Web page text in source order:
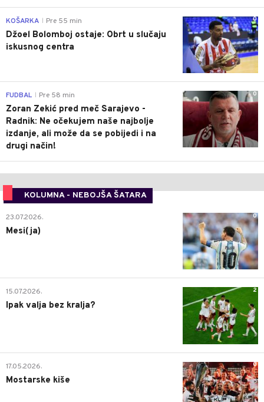
0
KOŠARKA Pre 55 min
Džoel Bolomboj ostaje: Obrt u slučaju
iskusnog centra
0
FUDBAL Pre 58 min
Zoran Zekić pred meč Sarajevo -
Radnik: Ne očekujem naše najbolje
izdanje, ali može da se pobijedi i na
drugi način!
KOLUMNA - NEBOJŠA ŠATARA
0
23.07.2026.
Mesi(ja)
2
15.07.2026.
Ipak valja bez kralja?
0
17.05.2026.
Mostarske kiše